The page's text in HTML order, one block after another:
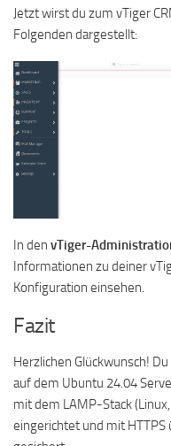
Jetzt wirst du zum vTiger
Folgenden dargestellt:
In den vTiger-
Informationen zu deiner
Konfiguration einsehen.
Fazit
Herzlichen Glückwunsch!
auf dem Ubuntu 24.04
mit dem LAMP-Stack
eingerichtet und mit